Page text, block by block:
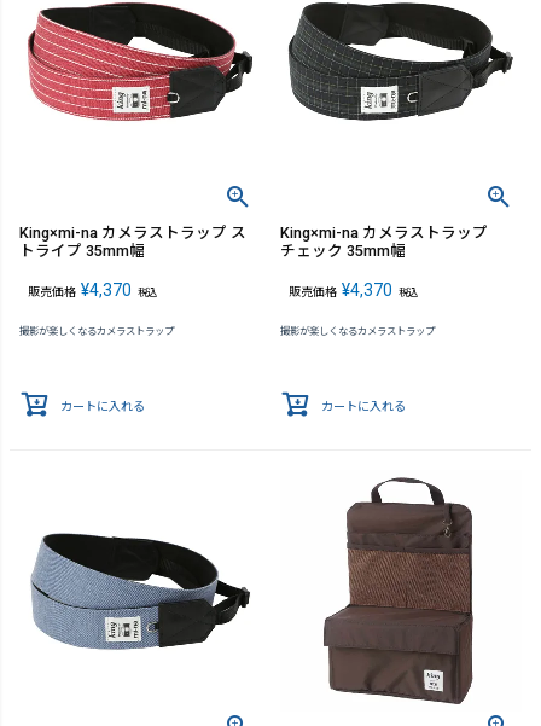
King×mi-na カメラストラップ ス
トライプ 35mm幅
販売価格 ¥4,370 税込
撮影が楽しくなるカメラストラップ
カートに入れる
King×mi-na カメラストラップ
チェック 35mm幅
販売価格 ¥4,370 税込
撮影が楽しくなるカメラストラップ
カートに入れる